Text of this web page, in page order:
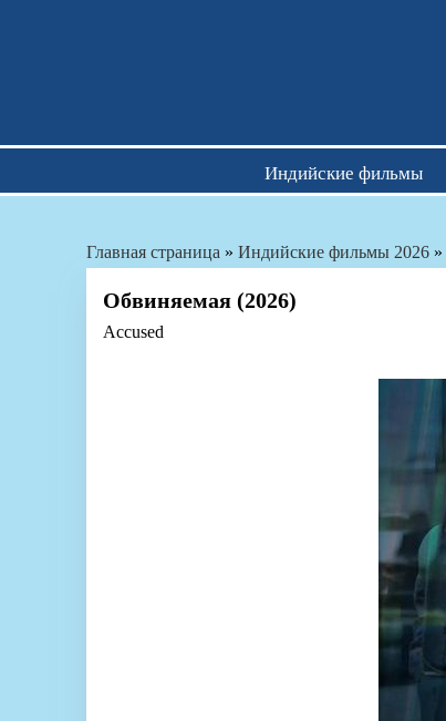
Индийские фильмы
Главная страница » Индийские фильмы 2026 »
Обвиняемая (2026)
Accused